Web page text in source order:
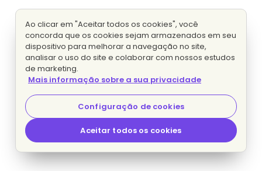
Ao clicar em "Aceitar todos os cookies", você
concorda que os cookies sejam armazenados em seu
dispositivo para melhorar a navegação no site,
analisar o uso do site e colaborar com nossos estudos
de marketing.
Mais informação sobre a sua privacidade
Configuração de cookies
Aceitar todos os cookies